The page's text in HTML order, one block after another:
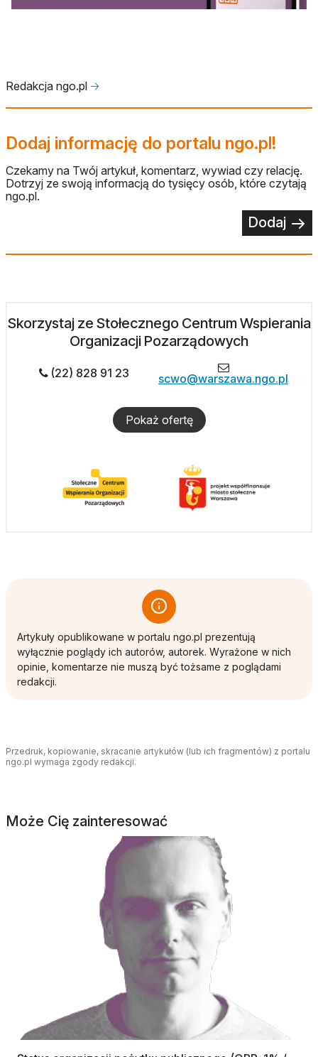
Redakcja ngo.pl 🡢
Dodaj informację do portalu ngo.pl!
Czekamy na Twój artykuł, komentarz, wywiad czy relację.
Dotrzyj ze swoją informacją do tysięcy osób, które czytają
ngo.pl.
Dodaj
Skorzystaj ze Stołecznego Centrum Wspierania
Organizacji Pozarządowych
(22) 828 91 23 scwo@warszawa.ngo.pl
Pokaż ofertę
Artykuły opublikowane w portalu ngo.pl prezentują
wyłącznie poglądy ich autorów, autorek. Wyrażone w nich
opinie, komentarze nie muszą być tożsame z poglądami
redakcji.
Przedruk, kopiowanie, skracanie artykułów (lub ich fragmentów) z portalu
ngo.pl wymaga zgody redakcji.
Może Cię zainteresować